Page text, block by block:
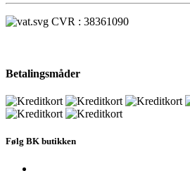
CVR : 38361090
Betalingsmåder
Følg BK butikken